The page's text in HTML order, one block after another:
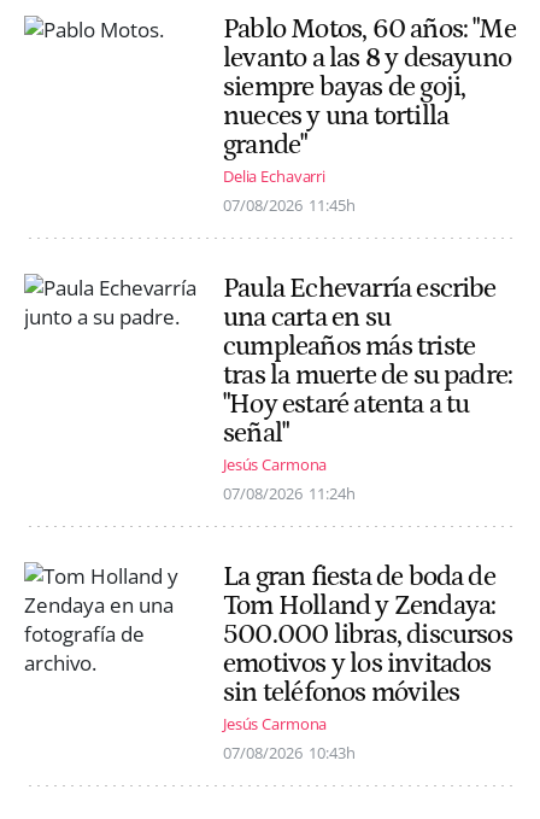
Pablo Motos, 60 años: "Me
levanto a las 8 y desayuno
siempre bayas de goji,
nueces y una tortilla
grande"
Delia Echavarri
07/08/2026 11:45h
Paula Echevarría escribe
una carta en su
cumpleaños más triste
tras la muerte de su padre:
"Hoy estaré atenta a tu
señal"
Jesús Carmona
07/08/2026 11:24h
La gran fiesta de boda de
Tom Holland y Zendaya:
500.000 libras, discursos
emotivos y los invitados
sin teléfonos móviles
Jesús Carmona
07/08/2026 10:43h